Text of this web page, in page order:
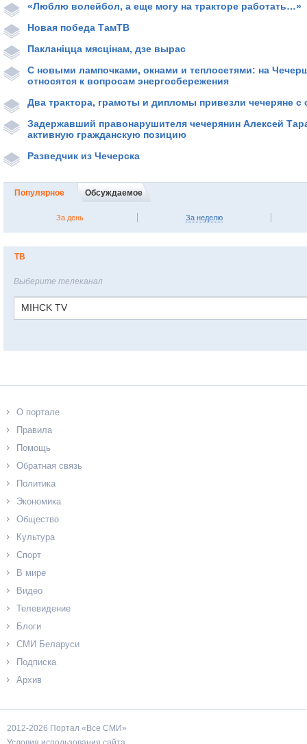
«Люблю волейбол, а еще могу на тракторе работать…»
Новая победа ТамТВ
Пакланіцца мясцінам, дзе вырас
С новыми лампочками, окнами и теплосетями: на
относятся к вопросам энергосбережения
Два трактора, грамоты и дипломы привезли чечеряне
Задержавший правонарушителя чечерянин Алексей
активную гражданскую позицию
Разведчик из Чечерска
Популярное Обсуждаемое
За день За неделю
ТВ
Выберите телеканал
MIHCK TV
О портале
Правила
Помощь
Обратная связь
Политика
Экономика
Общество
Культура
Спорт
В мире
Видео
Телевидение
Блоги
СМИ Беларуси
Подписка
Архив
2012-2026 Портал «Все СМИ»